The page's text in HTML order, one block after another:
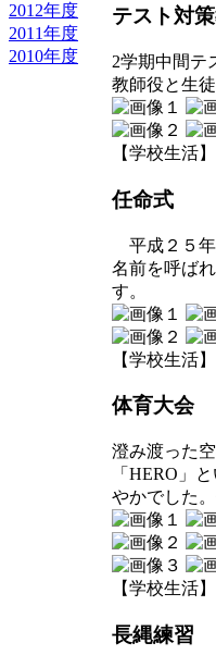
2012年度
2011年度
2010年度
テスト対
2学期中間テ
教師役と生
【学校生活
任命式
平成２５年
名前を呼ば
す。
【学校生活
体育大会
澄み渡った
「HERO」
やかでした
【学校生活
長縄練習